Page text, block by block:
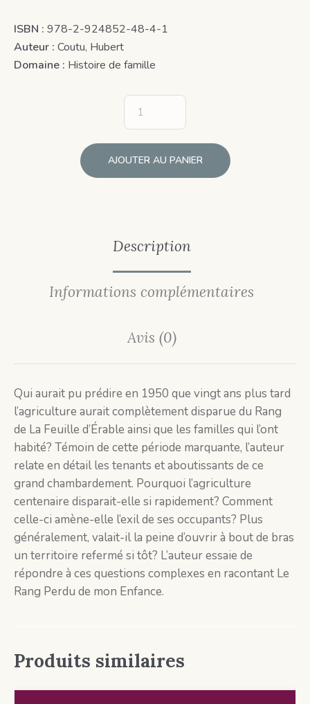
ISBN : 978-2-924852-48-4-1
Auteur : Coutu, Hubert
Domaine : Histoire de famille
AJOUTER AU PANIER
Description
Informations complémentaires
Avis (0)
Qui aurait pu prédire en 1950 que vingt ans plus tard
l’agriculture aurait complètement disparue du Rang
de La Feuille d’Érable ainsi que les familles qui l’ont
habité? Témoin de cette période marquante, l’auteur
relate en détail les tenants et aboutissants de ce
grand chambardement. Pourquoi l’agriculture
centenaire disparait-elle si rapidement? Comment
celle-ci amène-elle l’exil de ses occupants? Plus
généralement, valait-il la peine d’ouvrir à bout de bras
un territoire refermé si tôt? L’auteur essaie de
répondre à ces questions complexes en racontant Le
Rang Perdu de mon Enfance.
Produits similaires